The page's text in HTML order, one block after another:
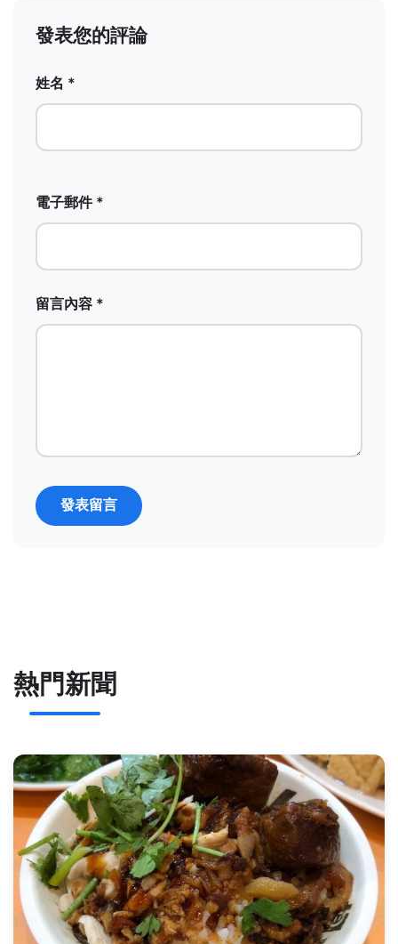
發表您的評論
姓名 *
電子郵件 *
留言內容 *
發表留言
熱門新聞